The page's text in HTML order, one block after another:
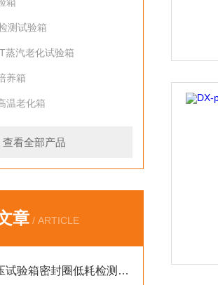
测试验箱
蒸汽老化试验箱
养箱
温老化箱
查看全部产品
章 / ARTICLE
IPX8浸水加压试验箱密封圈低耗检测分段汽车